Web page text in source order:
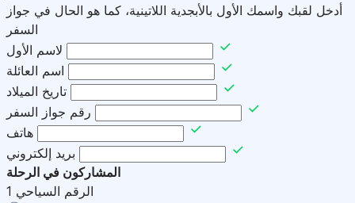
أدخل لقبك واسمك الأول بالأبجدية اللاتينية، كما هو الحال في جواز
السفر
لاسم الأول
اسم العائلة
تاريخ الميلاد
رقم جواز السفر
هاتف
بريد إلكتروني
المشاركون في الرحلة
الرقم السياحي 1